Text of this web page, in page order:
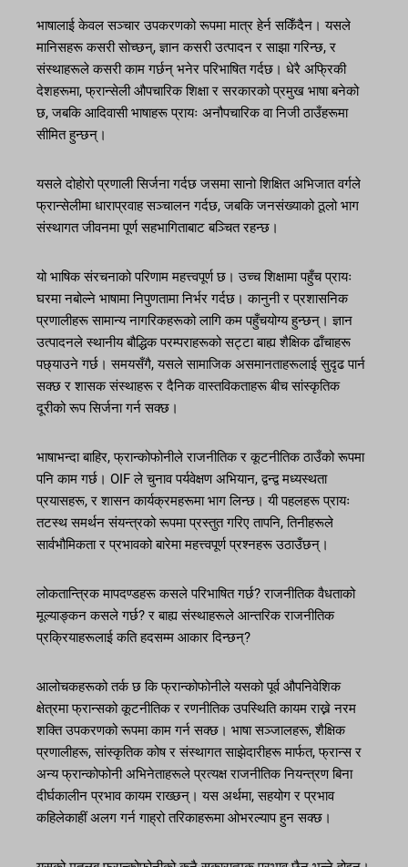
भाषालाई केवल सञ्चार उपकरणको रूपमा मात्र हेर्न सकिँदैन। यसले
मानिसहरू कसरी सोच्छन्, ज्ञान कसरी उत्पादन र साझा गरिन्छ, र
संस्थाहरूले कसरी काम गर्छन् भनेर परिभाषित गर्दछ। धेरै अफ्रिकी
देशहरूमा, फ्रान्सेली औपचारिक शिक्षा र सरकारको प्रमुख भाषा बनेको
छ, जबकि आदिवासी भाषाहरू प्रायः अनौपचारिक वा निजी ठाउँहरूमा
सीमित हुन्छन्।
यसले दोहोरो प्रणाली सिर्जना गर्दछ जसमा सानो शिक्षित अभिजात वर्गले
फ्रान्सेलीमा धाराप्रवाह सञ्चालन गर्दछ, जबकि जनसंख्याको ठूलो भाग
संस्थागत जीवनमा पूर्ण सहभागिताबाट बञ्चित रहन्छ।
यो भाषिक संरचनाको परिणाम महत्त्वपूर्ण छ। उच्च शिक्षामा पहुँच प्रायः
घरमा नबोल्ने भाषामा निपुणतामा निर्भर गर्दछ। कानुनी र प्रशासनिक
प्रणालीहरू सामान्य नागरिकहरूको लागि कम पहुँचयोग्य हुन्छन्। ज्ञान
उत्पादनले स्थानीय बौद्धिक परम्पराहरूको सट्टा बाह्य शैक्षिक ढाँचाहरू
पछ्याउने गर्छ। समयसँगै, यसले सामाजिक असमानताहरूलाई सुदृढ पार्न
सक्छ र शासक संस्थाहरू र दैनिक वास्तविकताहरू बीच सांस्कृतिक
दूरीको रूप सिर्जना गर्न सक्छ।
भाषाभन्दा बाहिर, फ्रान्कोफोनीले राजनीतिक र कूटनीतिक ठाउँको रूपमा
पनि काम गर्छ। OIF ले चुनाव पर्यवेक्षण अभियान, द्वन्द्व मध्यस्थता
प्रयासहरू, र शासन कार्यक्रमहरूमा भाग लिन्छ। यी पहलहरू प्रायः
तटस्थ समर्थन संयन्त्रको रूपमा प्रस्तुत गरिए तापनि, तिनीहरूले
सार्वभौमिकता र प्रभावको बारेमा महत्त्वपूर्ण प्रश्नहरू उठाउँछन्।
लोकतान्त्रिक मापदण्डहरू कसले परिभाषित गर्छ? राजनीतिक वैधताको
मूल्याङ्कन कसले गर्छ? र बाह्य संस्थाहरूले आन्तरिक राजनीतिक
प्रक्रियाहरूलाई कति हदसम्म आकार दिन्छन्?
आलोचकहरूको तर्क छ कि फ्रान्कोफोनीले यसको पूर्व औपनिवेशिक
क्षेत्रमा फ्रान्सको कूटनीतिक र रणनीतिक उपस्थिति कायम राख्ने नरम
शक्ति उपकरणको रूपमा काम गर्न सक्छ। भाषा सञ्जालहरू, शैक्षिक
प्रणालीहरू, सांस्कृतिक कोष र संस्थागत साझेदारीहरू मार्फत, फ्रान्स र
अन्य फ्रान्कोफोनी अभिनेताहरूले प्रत्यक्ष राजनीतिक नियन्त्रण बिना
दीर्घकालीन प्रभाव कायम राख्छन्। यस अर्थमा, सहयोग र प्रभाव
कहिलेकाहीं अलग गर्न गाह्रो तरिकाहरूमा ओभरल्याप हुन सक्छ।